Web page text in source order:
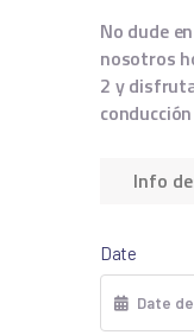
No dude
nosotros
2 y
Info
Date